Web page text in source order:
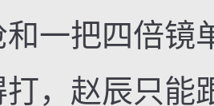
和一把四倍镜
，赵辰只能